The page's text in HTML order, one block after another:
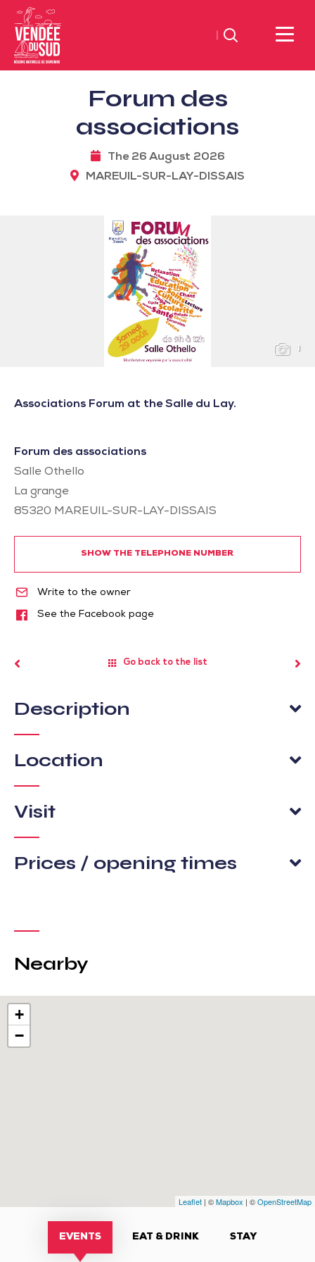
Sud
TourismSouth
Search
Forum des
associations
The 26 August 2026
MAREUIL-SUR-LAY-DISSAIS
1
Associations Forum at the Salle du Lay.
Forum des associations
Salle Othello
La grange
85320 MAREUIL-SUR-LAY-DISSAIS
SHOW THE TELEPHONE NUMBER
Write to the owner
See the Facebook page
Go back to the list
Description
Location
Visit
Prices / opening times
Nearby
+
−
Leaflet | ©Mapbox | ©OpenStreetMap
EVENTS EAT & DRINK STAY